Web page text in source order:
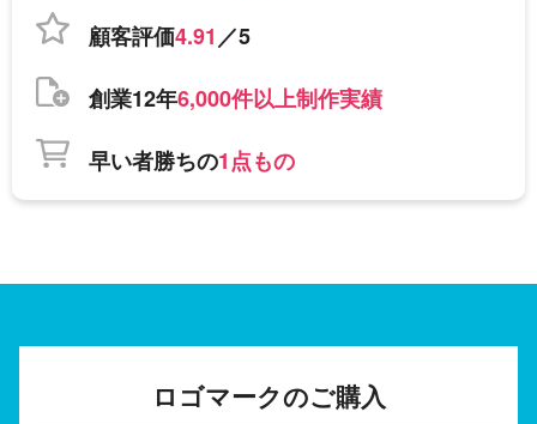
顧客評価4.91／5
創業12年6,000件以上制作実績
早い者勝ちの1点もの
ロゴマークのご購入